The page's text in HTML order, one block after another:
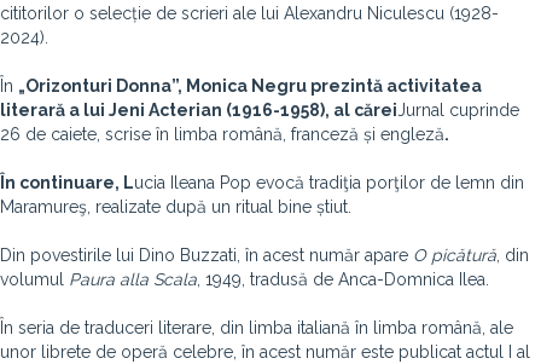
cititorilor o selecție de scrieri ale lui Alexandru Niculescu (1928-
2024).
În „Orizonturi Donna”, Monica Negru prezintă activitatea
literară a lui Jeni Acterian (1916-1958), al căreiJurnal cuprinde
26 de caiete, scrise în limba română, franceză și engleză.
În continuare, Lucia Ileana Pop evocă tradiţia porţilor de lemn din
Maramureş, realizate după un ritual bine știut.
Din povestirile lui Dino Buzzati, în acest număr apare O picătură , din
volumul Paura alla Scala , 1949, tradusă de Anca-Domnica Ilea.
În seria de traduceri literare, din limba italiană în limba română, ale
unor librete de operă celebre, în acest număr este publicat actul I al